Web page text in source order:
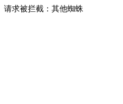
请求被拦截：其他蜘蛛